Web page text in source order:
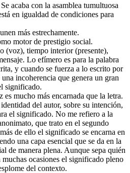
acaba con la asamblea tumultuosa
en igualdad de condiciones para
más estrechamente.
motor de prestigio social.
(voz), tiempo interior (presente),
Lo efímero es para la palabra
y cuando se fuerza a lo escrito por
incoherencia que genera un gran
significado.
es mucho más encarnada que la letra.
del autor, sobre su intención,
el significado. No me refiero a la
que trato en el segundo
de ello el significado se encarna en
una capa esencial que se da en la
de manera plena. Aunque sepa quién
ocasiones el significado pleno
del contexto.